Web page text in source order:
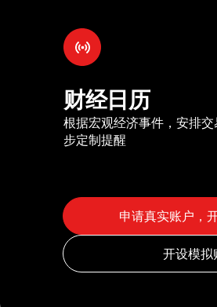
财经日历
根据宏观经济事件，安排
步定制提醒